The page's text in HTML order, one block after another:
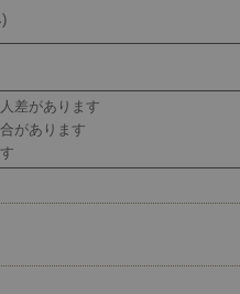
差があります
があります